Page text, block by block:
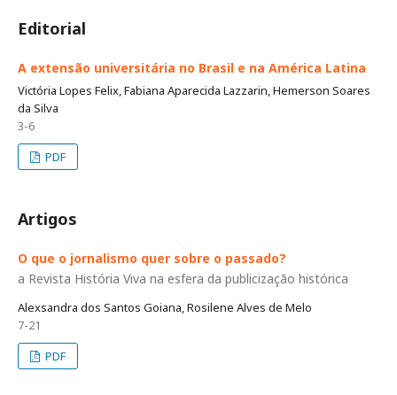
Editorial
A extensão universitária no Brasil e na América Latina
Victória Lopes Felix, Fabiana Aparecida Lazzarin, Hemerson Soares
da Silva
3-6
PDF
Artigos
O que o jornalismo quer sobre o passado?
a Revista História Viva na esfera da publicização histórica
Alexsandra dos Santos Goiana, Rosilene Alves de Melo
7-21
PDF